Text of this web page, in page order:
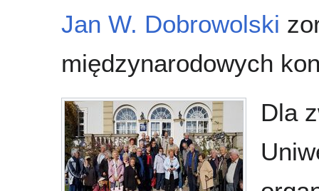
Jan W. Dobrowolski
międzynarodowych
Dla